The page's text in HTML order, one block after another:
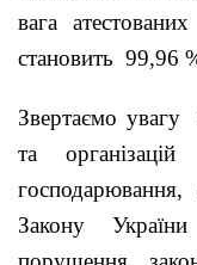
вага
становить 99,96
Звертаємо увагу
та
Закону